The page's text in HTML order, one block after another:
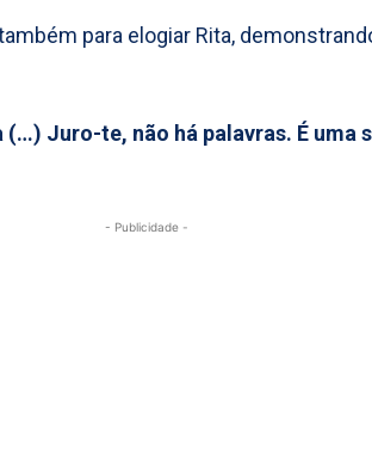
para elogiar Rita,
(…) Juro-te, não há palavras. É uma
- Publicidade -